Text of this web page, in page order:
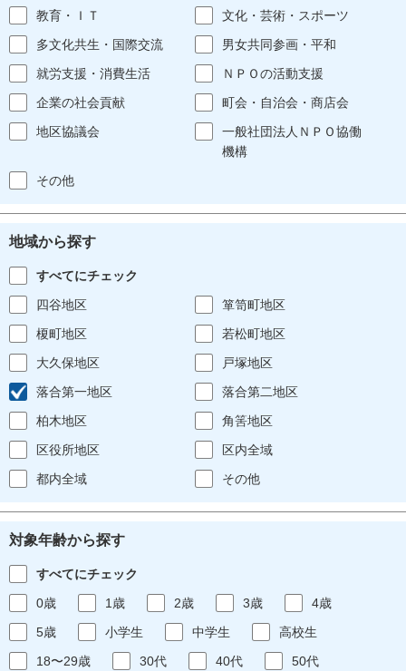
教育・ＩＴ
文化・芸術・スポーツ
多文化共生・国際交流
男女共同参画・平和
就労支援・消費生活
ＮＰＯの活動支援
企業の社会貢献
町会・自治会・商店会
地区協議会
一般社団法人ＮＰＯ協働
機構
その他
地域から探す
すべてにチェック
四谷地区
箪笥町地区
榎町地区
若松町地区
大久保地区
戸塚地区
落合第一地区
落合第二地区
柏木地区
角筈地区
区役所地区
区内全域
都内全域
その他
対象年齢から探す
すべてにチェック
0歳
1歳 2歳 3歳
4歳
5歳
小学生 中学生
高校生
18〜29歳
30代 40代
50代